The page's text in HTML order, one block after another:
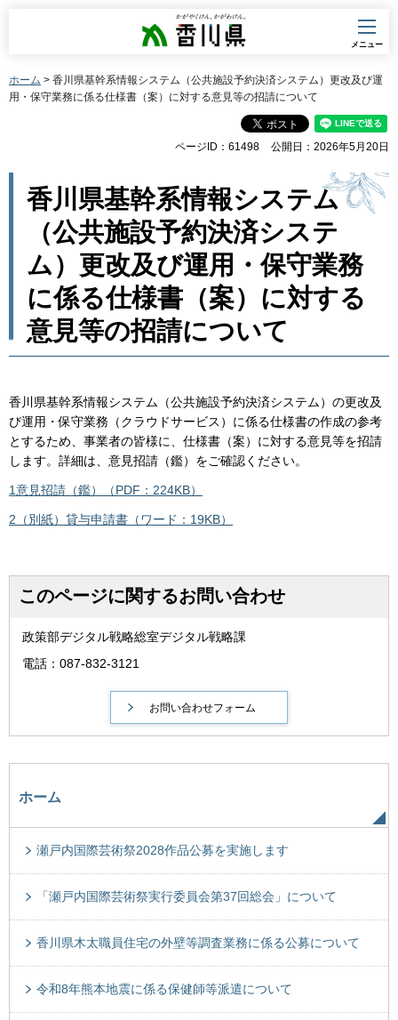
香川県
メニュー
ホーム > 香川県基幹系情報システム（公共施設予約決済システム）更改及び運
用・保守業務に係る仕様書（案）に対する意見等の招請について
ページID：61498 公開日：2026年5月20日
香川県基幹系情報システム
（公共施設予約決済システ
ム）更改及び運用・保守業務
に係る仕様書（案）に対する
意見等の招請について
香川県基幹系情報システム（公共施設予約決済システム）の更改及
び運用・保守業務（クラウドサービス）に係る仕様書の作成の参考
とするため、事業者の皆様に、仕様書（案）に対する意見等を招請
します。詳細は、意見招請（鑑）をご確認ください。
1意見招請（鑑）（PDF：224KB）
2（別紙）貸与申請書（ワード：19KB）
このページに関するお問い合わせ
政策部デジタル戦略総室デジタル戦略課
電話：087-832-3121
ホーム
瀬戸内国際芸術祭2028作品公募を実施します
「瀬戸内国際芸術祭実行委員会第37回総会」について
香川県木太職員住宅の外壁等調査業務に係る公募について
令和8年熊本地震に係る保健師等派遣について